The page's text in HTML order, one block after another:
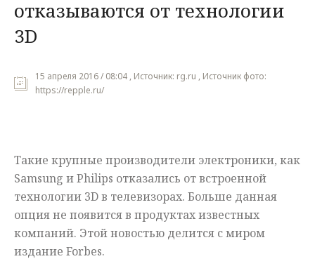
Культура
Политика
отказываются от технологии
3D
15 апреля 2016 / 08:04 , Источник: rg.ru , Источник фото:
https://repple.ru/
Такие крупные производители электроники, как
Samsung и Philips отказались от встроенной
технологии 3D в телевизорах. Больше данная
опция не появится в продуктах известных
компаний. Этой новостью делится с миром
издание Forbes.